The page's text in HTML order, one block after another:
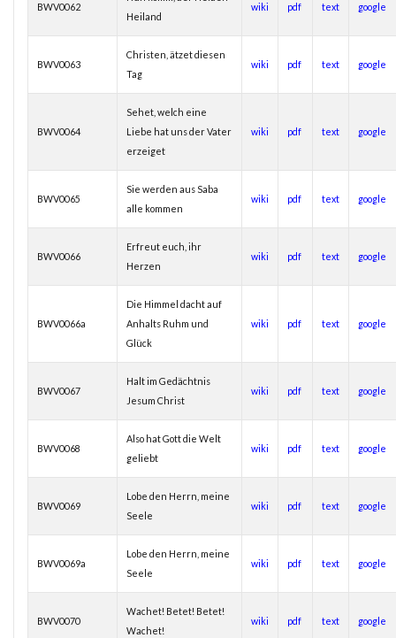
BWV0062
Heiland
wiki pdf text google
BWV0063
Christen, ätzet diesen
Tag
wiki pdf text google
BWV0064
Sehet, welch eine
Liebe hat uns der Vater
erzeiget
wiki pdf text google
BWV0065
Sie werden aus Saba
alle kommen
wiki pdf text google
BWV0066
Erfreut euch, ihr
Herzen
wiki pdf text google
BWV0066a
Die Himmel dacht auf
Anhalts Ruhm und
Glück
wiki pdf text google
BWV0067
Halt im Gedächtnis
Jesum Christ
wiki pdf text google
BWV0068
Also hat Gott die Welt
geliebt
wiki pdf text google
BWV0069
Lobe den Herrn, meine
Seele
wiki pdf text google
BWV0069a
Lobe den Herrn, meine
Seele
wiki pdf text google
BWV0070
Wachet! Betet! Betet!
Wachet!
wiki pdf text google